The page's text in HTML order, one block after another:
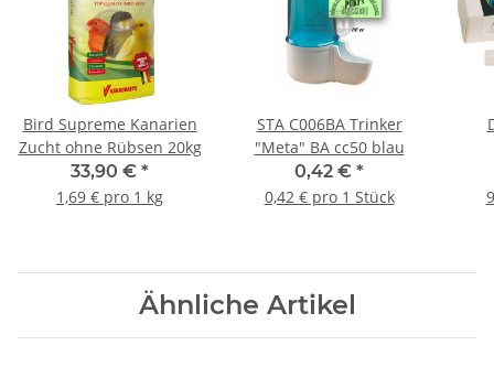
Bird Supreme Kanarien
Zucht ohne Rübsen 20kg
33,90 € *
1,69 € pro 1 kg
STA C006BA Trinker
"Meta" BA cc50 blau
0,42 € *
0,42 € pro 1 Stück
Ähnliche Artikel